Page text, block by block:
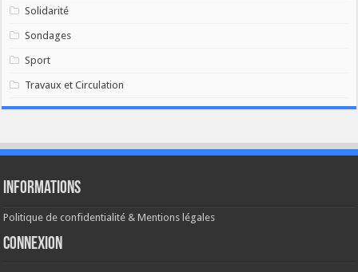
Solidarité
Sondages
Sport
Travaux et Circulation
Informations
Politique de confidentialité & Mentions légales
Connexion